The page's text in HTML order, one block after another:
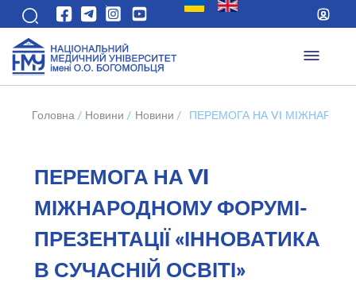
Головна / Новини / Новини / ПЕРЕМОГА НА VI
ПЕРЕМОГА НА VI
МІЖНАРОДНОМУ ФОРУМІ-
ПРЕЗЕНТАЦІЇ «ІННОВАТИКА
В СУЧАСНІЙ ОСВІТІ»